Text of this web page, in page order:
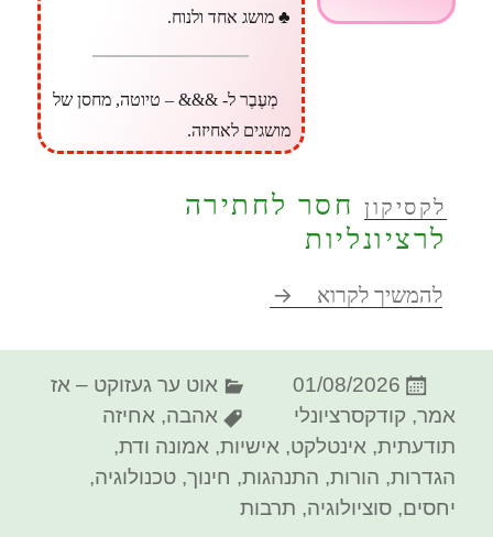
♣ מושג אחד ולנוח.
מְעֶבֶר ל- &&& – טיוטה, מחסן של
מושגים לאחיזה.
לקסיקון חסר לחתירה
לרציונליות
להמשיך לקרוא קודקס חסר* לחתירה לרציונליות
פורסם
בתאריך
01/08/2026 קטגוריות
אוט ער געזוקט – אז
אמר, קודקסרציונלי תגיות
אהבה, אחיזה
תודעתית, אינטלקט, אישיות, אמונה ודת,
הגדרות, הורות, התנהגות, חינוך,טכנולוגיה,
יחסים,סוציולוגיה, תרבות